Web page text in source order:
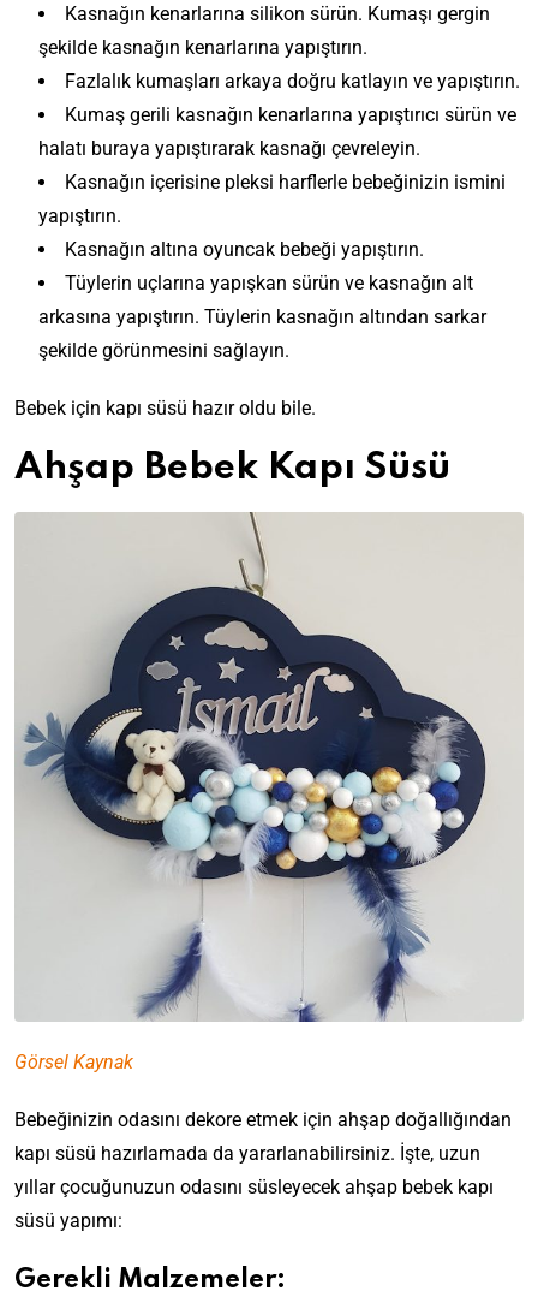
Kasnağın kenarlarına silikon sürün. Kumaşı gergin
şekilde kasnağın kenarlarına yapıştırın.
Fazlalık kumaşları arkaya doğru katlayın ve yapıştırın.
Kumaş gerili kasnağın kenarlarına yapıştırıcı sürün ve
halatı buraya yapıştırarak kasnağı çevreleyin.
Kasnağın içerisine pleksi harflerle bebeğinizin ismini
yapıştırın.
Kasnağın altına oyuncak bebeği yapıştırın.
Tüylerin uçlarına yapışkan sürün ve kasnağın alt
arkasına yapıştırın. Tüylerin kasnağın altından sarkar
şekilde görünmesini sağlayın.
Bebek için kapı süsü hazır oldu bile.
Ahşap Bebek Kapı Süsü
Görsel Kaynak
Bebeğinizin odasını dekore etmek için ahşap doğallığından
kapı süsü hazırlamada da yararlanabilirsiniz. İşte, uzun
yıllar çocuğunuzun odasını süsleyecek ahşap bebek kapı
süsü yapımı:
Gerekli Malzemeler: